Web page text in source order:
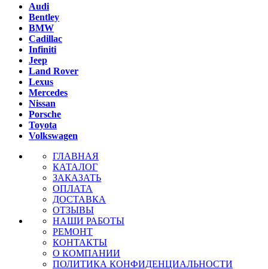
Audi
Bentley
BMW
Cadillac
Infiniti
Jeep
Land Rover
Lexus
Mercedes
Nissan
Porsche
Toyota
Volkswagen
ГЛАВНАЯ
КАТАЛОГ
ЗАКАЗАТЬ
ОПЛАТА
ДОСТАВКА
ОТЗЫВЫ
НАШИ РАБОТЫ
РЕМОНТ
КОНТАКТЫ
О КОМПАНИИ
ПОЛИТИКА КОНФИДЕНЦИАЛЬНОСТИ